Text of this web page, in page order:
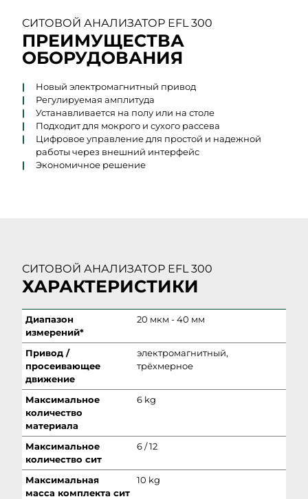
СИТОВОЙ АНАЛИЗАТОР EFL 300
ПРЕИМУЩЕСТВА
ОБОРУДОВАНИЯ
Новый электромагнитный привод
Регулируемая амплитуда
Устанавливается на полу или на столе
Подходит для мокрого и сухого рассева
Цифровое управление для простой и надежной
работы через внешний интерфейс
Экономичное решение
СИТОВОЙ АНАЛИЗАТОР EFL 300
ХАРАКТЕРИСТИКИ
Диапазон
измерений*
20 мкм - 40 мм
Привод /
просеивающее
движение
электромагнитный,
трёхмерное
Максимальное
количество
материала
6 kg
Максимальное
количество сит
6 / 12
Максимальная
масса комплекта сит
10 kg